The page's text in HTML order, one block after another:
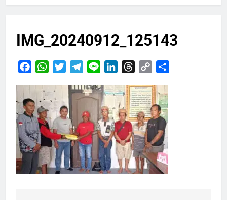
IMG_20240912_125143
FacebookWhatsApp
TwitterTelegram
Line LinkedInThreads
Copy